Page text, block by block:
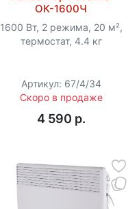
ОК-1600Ч
1600 Вт, 2 режима, 20 м²,
термостат, 4.4 кг
Артикул: 67/4/34
Скоро в продаже
4 590 p.